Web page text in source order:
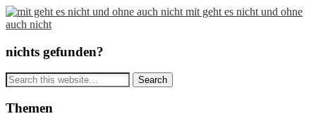
mit geht es nicht und ohne
auch nicht
nichts gefunden?
Themen